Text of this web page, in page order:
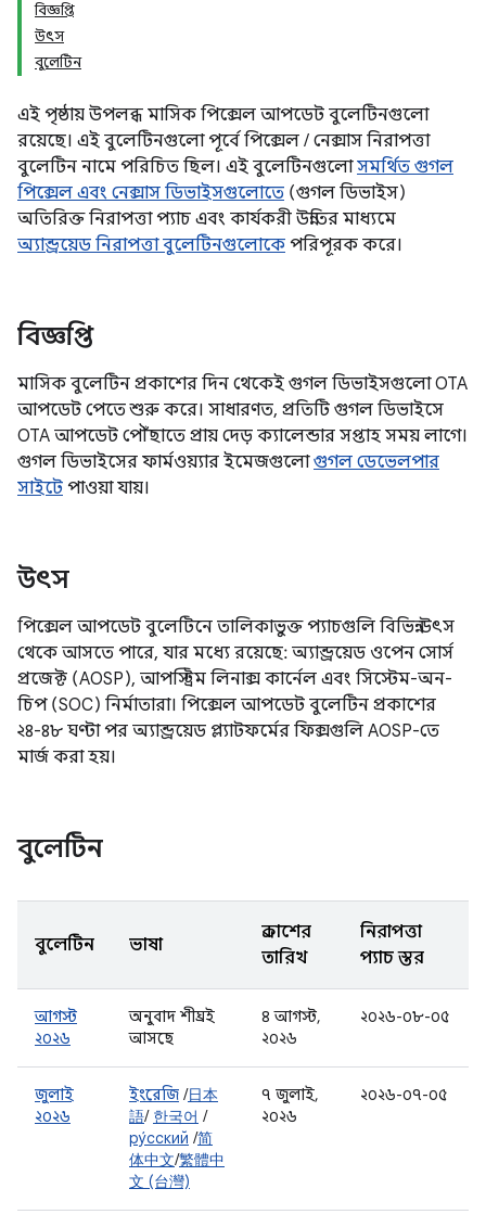
বিজ্ঞপ্তি
উৎস
বুলেটিন
এই পৃষ্ঠায় উপলব্ধ মাসিক পিক্সেল আপডেট বুলেটিনগুলো
রয়েছে। এই বুলেটিনগুলো পূর্বে পিক্সেল / নেক্সাস নিরাপত্তা
বুলেটিন নামে পরিচিত ছিল। এই বুলেটিনগুলোসমর্থিত গুগল
পিক্সেল এবং নেক্সাস ডিভাইসগুলোতে (গুগল ডিভাইস)
অতিরিক্ত নিরাপত্তা প্যাচ এবং কার্যকরী উন্নতির মাধ্যমে
অ্যান্ড্রয়েড নিরাপত্তা বুলেটিনগুলোকে পরিপূরক করে।
বিজ্ঞপ্তি
মাসিক বুলেটিন প্রকাশের দিন থেকেই গুগল ডিভাইসগুলো OTA
আপডেট পেতে শুরু করে। সাধারণত, প্রতিটি গুগল ডিভাইসে
OTA আপডেট পৌঁছাতে প্রায় দেড় ক্যালেন্ডার সপ্তাহ সময় লাগে।
গুগল ডিভাইসের ফার্মওয়্যার ইমেজগুলোগুগল ডেভেলপার
সাইটে পাওয়া যায়।
উৎস
পিক্সেল আপডেট বুলেটিনে তালিকাভুক্ত প্যাচগুলি বিভিন্ন উৎস
থেকে আসতে পারে, যার মধ্যে রয়েছে: অ্যান্ড্রয়েড ওপেন সোর্স
প্রজেক্ট (AOSP), আপস্ট্রিম লিনাক্স কার্নেল এবং সিস্টেম-অন-
চিপ (SOC) নির্মাতারা। পিক্সেল আপডেট বুলেটিন প্রকাশের
২৪-৪৮ ঘণ্টা পর অ্যান্ড্রয়েড প্ল্যাটফর্মের ফিক্সগুলি AOSP-তে
মার্জ করা হয়।
বুলেটিন
বুলেটিন ভাষা
প্রকাশের
তারিখ
নিরাপত্তা
প্যাচ স্তর
আগস্ট
২০২৬
অনুবাদ শীঘ্রই
আসছে
৪ আগস্ট,
২০২৬
২০২৬-০৮-০৫
জুলাই
২০২৬
ইংরেজি /日本
語/ 한국어 /
ру́сский /简
体中文/繁體中
文 (台灣)
৭ জুলাই,
২০২৬
২০২৬-০৭-০৫